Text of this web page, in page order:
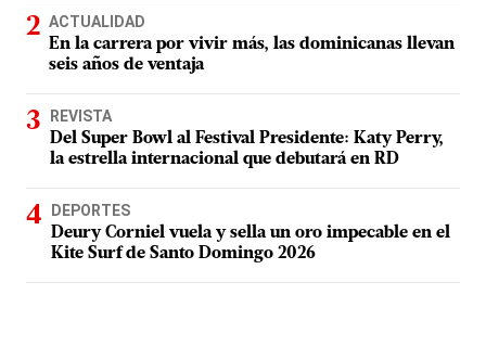
ACTUALIDAD
En la carrera por vivir más, las dominicanas llevan
seis años de ventaja
REVISTA
Del Super Bowl al Festival Presidente: Katy Perry,
la estrella internacional que debutará en RD
DEPORTES
Deury Corniel vuela y sella un oro impecable en el
Kite Surf de Santo Domingo 2026